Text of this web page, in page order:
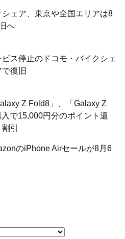
シェア、東京や全国エリアは8
へ
ス停止のドコモ・バイクシェ
復旧
Z Fold8」、「Galaxy Z
で15,000円分のポイント還
引
のiPhone Airセールが8月6